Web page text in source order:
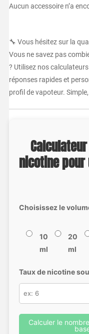
Aucun accessoire n’a
🔧 Vous hésitez sur la
Vous ne savez pas
? Utilisez nos
réponses rapides et
profil de vapoteur.
nicotine pour
Choisissez le
10
ml
20
ml
Taux de nicotine
Calculer le